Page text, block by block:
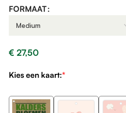
FORMAAT
€ 27,50
*
Kies een kaart: